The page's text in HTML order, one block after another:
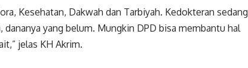
Kesehatan, Dakwah dan Tarbiyah. Kedokteran sedang
yang belum. Mungkin DPD bisa membantu hal
jelas KH Akrim.